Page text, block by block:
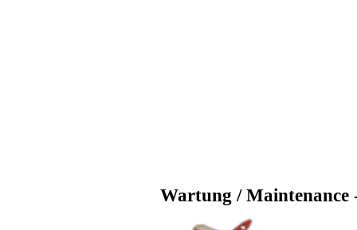
Wartung / Maintenance